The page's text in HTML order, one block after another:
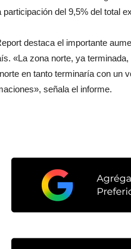
participación del 9,5% del total
destaca el importante
«La zona norte, ya
en tanto terminaría con un
señala el informe.